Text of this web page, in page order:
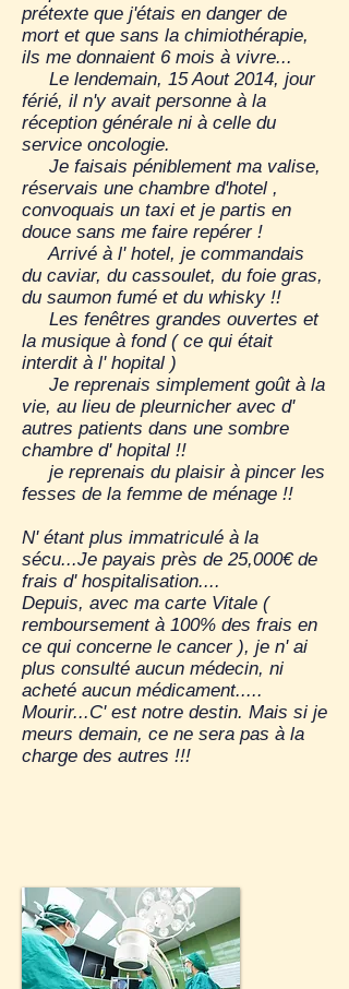
prétexte que j'étais en danger de
mort et que sans la chimiothérapie,
ils me donnaient 6 mois à vivre...
Le lendemain, 15 Aout 2014, jour
férié, il n'y avait personne à la
réception générale ni à celle du
service oncologie.
Je faisais péniblement ma valise,
réservais une chambre d'hotel ,
convoquais un taxi et je partis en
douce sans me faire repérer !
Arrivé à l' hotel, je commandais
du caviar, du cassoulet, du foie gras,
du saumon fumé et du whisky !!
Les fenêtres grandes ouvertes et
la musique à fond ( ce qui était
interdit à l' hopital )
Je reprenais simplement goût à la
vie, au lieu de pleurnicher avec d'
autres patients dans une sombre
chambre d' hopital !!
je reprenais du plaisir à pincer les
fesses de la femme de ménage !!
N' étant plus immatriculé à la
sécu...Je payais près de 25,000€ de
frais d' hospitalisation....
Depuis, avec ma carte Vitale (
remboursement à 100% des frais en
ce qui concerne le cancer ), je n' ai
plus consulté aucun médecin, ni
acheté aucun médicament.....
Mourir...C' est notre destin. Mais si je
meurs demain, ce ne sera pas à la
charge des autres !!!